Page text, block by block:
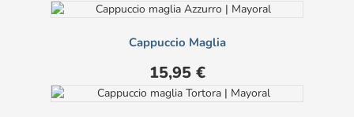
Cappuccio Maglia
Prezzo
15,95 €